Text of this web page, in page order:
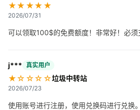
★★★★★
2026/07/31
可以领取100$的免费额度！非常好！必须
j*** 真实用户
★☆☆☆☆垃圾中转站
2026/07/23
使用账号进行注册，使用兑换码进行兑换